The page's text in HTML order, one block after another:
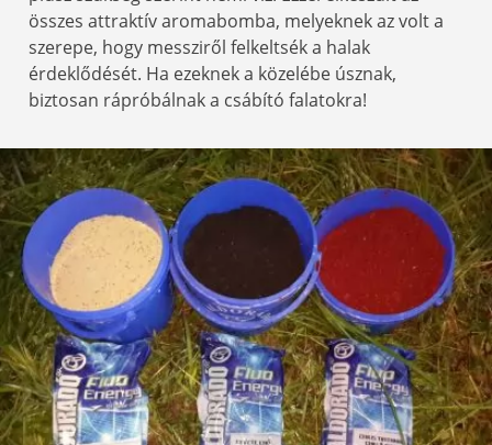
összes attraktív aromabomba, melyeknek az volt a
szerepe, hogy messziről felkeltsék a halak
érdeklődését. Ha ezeknek a közelébe úsznak,
biztosan rápróbálnak a csábító falatokra!